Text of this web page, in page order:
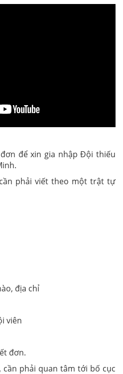
để xin gia nhập Đội thiếu
phải viết theo một trật tự
địa chỉ
viên
đơn.
cần phải quan tâm tới bố cục